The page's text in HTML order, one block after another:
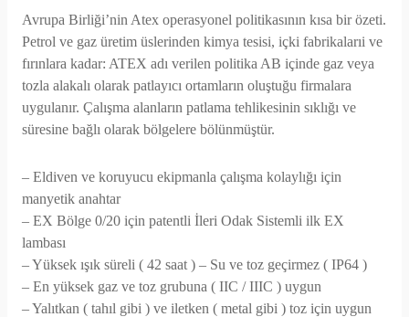
Avrupa Birliği’nin Atex operasyonel politikasının kısa bir özeti.
Petrol ve gaz üretim üslerinden kimya tesisi, içki fabrikalarıi ve
fırınlara kadar: ATEX adı verilen politika AB içinde gaz veya
tozla alakalı olarak patlayıcı ortamların oluştuğu firmalara
uygulanır. Çalışma alanların patlama tehlikesinin sıklığı ve
süresine bağlı olarak bölgelere bölünmüştür.
– Eldiven ve koruyucu ekipmanla çalışma kolaylığı için
manyetik anahtar
– EX Bölge 0/20 için patentli İleri Odak Sistemli ilk EX
lambası
– Yüksek ışık süreli ( 42 saat ) – Su ve toz geçirmez ( IP64 )
– En yüksek gaz ve toz grubuna ( IIC / IIIC ) uygun
– Yalıtkan ( tahıl gibi ) ve iletken ( metal gibi ) toz için uygun